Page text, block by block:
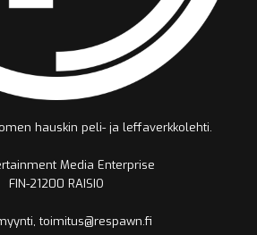
hauskin peli- ja leffaverkkolehti.
Media Enterprise
FIN-21200 RAISIO
toimitus@respawn.fi